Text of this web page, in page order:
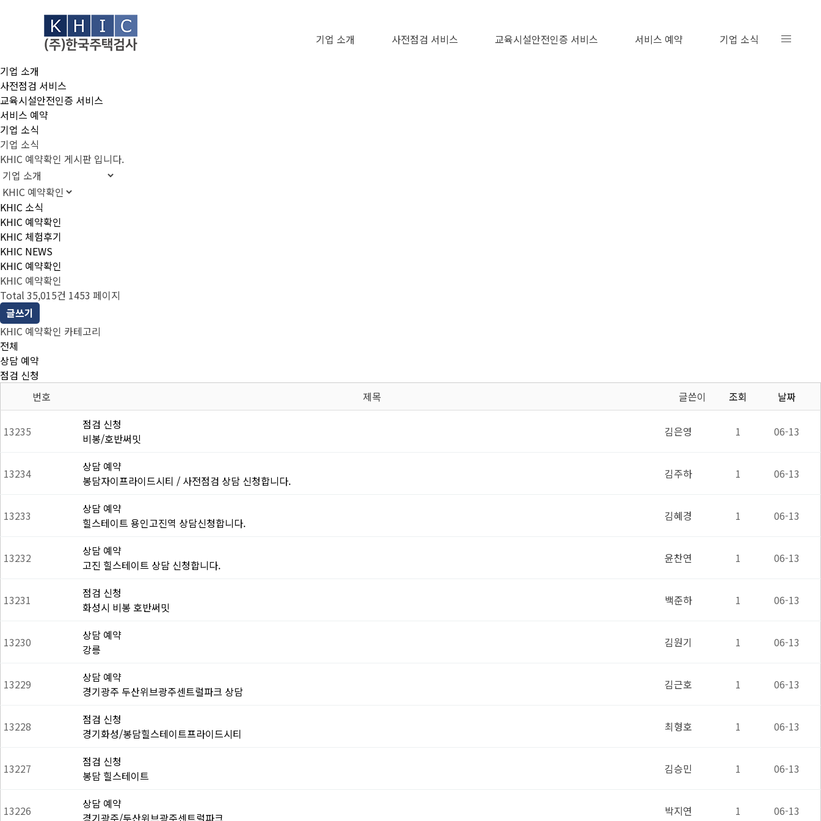
기업 소개 사전점검 서비스 교육시설안전인증 서비스 서비스 예약 기업 소식
기업 소개
사전점검 서비스
교육시설안전인증 서비스
서비스 예약
기업 소식
기업 소식
KHIC 예약확인 게시판 입니다.
KHIC 소식
KHIC 예약확인
KHIC 체험후기
KHIC NEWS
KHIC 예약확인
KHIC 예약확인
Total 35,015건 1453 페이지
글쓰기
KHIC 예약확인 카테고리
전체
상담 예약
점검 신청
번호
제목 글쓴이 조회 날짜
13235
점검 신청
비봉/호반써밋
김은영 1 06-13
13234
상담 예약
봉담자이프라이드시티 / 사전점검 상담 신청합니다.
김주하 1 06-13
13233
상담 예약
힐스테이트 용인고진역 상담신청합니다.
김혜경 1 06-13
13232
상담 예약
고진 힐스테이트 상담 신청합니다.
윤찬연 1 06-13
13231
점검 신청
화성시 비봉 호반써밋
백준하 1 06-13
13230
상담 예약
강릉
김원기 1 06-13
13229
상담 예약
경기광주 두산위브광주센트럴파크 상담
김근호 1 06-13
13228
점검 신청
경기화성/봉담힐스테이트프라이드시티
최형호 1 06-13
13227
점검 신청
봉담 힐스테이트
김승민 1 06-13
13226
상담 예약
박지연 1 06-13